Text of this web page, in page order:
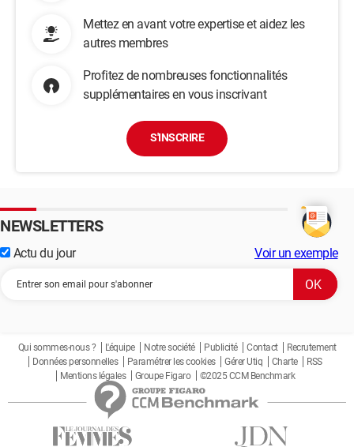
Mettez en avant votre expertise et aidez les
autres membres
Profitez de nombreuses fonctionnalités
supplémentaires en vous inscrivant
S'INSCRIRE
NEWSLETTERS
Actu du jour Voir un exemple
Qui sommes-nous ? L'équipe Notre société Publicité Contact
Recrutement
Données personnelles
Paramétrer les cookies Gérer Utiq Charte
RSS
Mentions légales
Groupe Figaro ©2025 CCM Benchmark